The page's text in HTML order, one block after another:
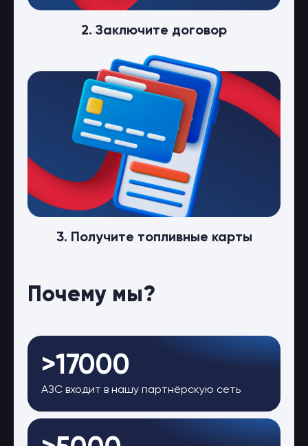
2. Заключите договор
3. Получите топливные карты
Почему мы?
>17000
АЗС входит в нашу партнёрскую сеть